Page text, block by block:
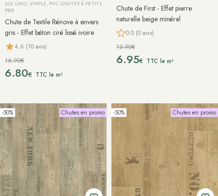
SOL LINO, VINYLE, PVC CHUTES À PETITS
PRIX
Chute de Textile Rénove à envers
gris - Effet béton ciré lissé ivoire
4.6 (10 avis)
16.90€
6.80€ TTC le m²
Chute de First - Effet pierre
naturelle beige minéral
0.0 (0 avis)
13.90€
6.95€ TTC le m²
-50% Chutes en promo -50% Chutes en promo